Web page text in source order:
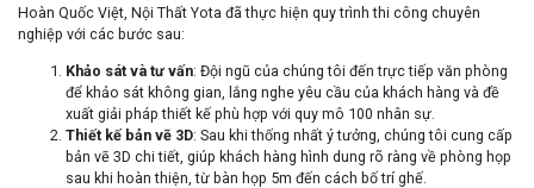
Hoàn Quốc Việt, Nội Thất Yota đã thực hiện quy trình thi công chuyên
nghiệp với các bước sau:
Khảo sát và tư vấn: Đội ngũ của chúng tôi đến trực tiếp văn phòng
để khảo sát không gian, lắng nghe yêu cầu của khách hàng và đề
xuất giải pháp thiết kế phù hợp với quy mô 100 nhân sự.
Thiết kế bản vẽ 3D: Sau khi thống nhất ý tưởng, chúng tôi cung cấp
bản vẽ 3D chi tiết, giúp khách hàng hình dung rõ ràng về phòng họp
sau khi hoàn thiện, từ bàn họp 5m đến cách bố trí ghế.